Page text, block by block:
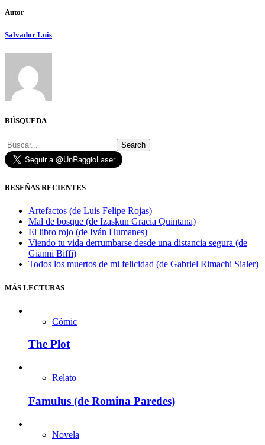
Autor
Salvador Luis
BÚSQUEDA
Search
RESEÑAS RECIENTES
Artefactos (de Luis Felipe Rojas)
Mal de bosque (de Izaskun Gracia Quintana)
El libro rojo (de Iván Humanes)
Viendo tu vida derrumbarse desde una distancia segura (de
Gianni Biffi)
Todos los muertos de mi felicidad (de Gabriel Rimachi Sialer)
MÁS LECTURAS
Cómic
The Plot
Relato
Famulus (de Romina Paredes)
Novela